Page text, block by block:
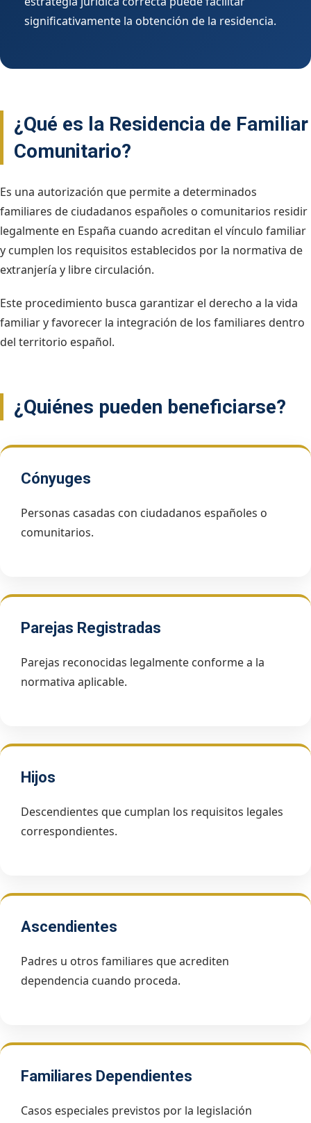
significativamente la obtención de la residencia.
¿Qué es la Residencia de Familiar
Comunitario?
Es una autorización que permite a determinados
familiares de ciudadanos españoles o comunitarios residir
legalmente en España cuando acreditan el vínculo familiar
y cumplen los requisitos establecidos por la normativa de
extranjería y libre circulación.
Este procedimiento busca garantizar el derecho a la vida
familiar y favorecer la integración de los familiares dentro
del territorio español.
¿Quiénes pueden beneficiarse?
Cónyuges
Personas casadas con ciudadanos españoles o
comunitarios.
Parejas Registradas
Parejas reconocidas legalmente conforme a la
normativa aplicable.
Hijos
Descendientes que cumplan los requisitos legales
correspondientes.
Ascendientes
Padres u otros familiares que acrediten
dependencia cuando proceda.
Familiares Dependientes
Casos especiales previstos por la legislación